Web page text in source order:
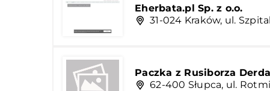
Eherbata.pl Sp. z o.o.
31-024 Kraków, ul.
Paczka z Rusiborza
62-400 Słupca, ul.